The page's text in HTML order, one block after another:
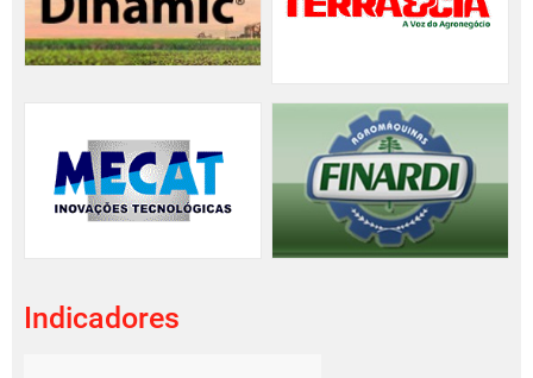
Indicadores